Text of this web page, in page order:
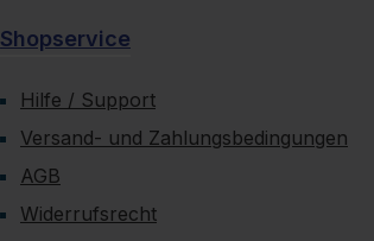
Shopservice
Hilfe / Support
Versand- und Zahlungsbedingungen
AGB
Widerrufsrecht